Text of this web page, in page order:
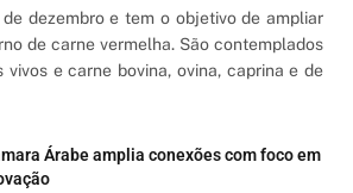
dezembro e tem o objetivo de ampliar
de carne vermelha. São contemplados
vivos e carne bovina, ovina, caprina e de
Árabe amplia conexões com foco em